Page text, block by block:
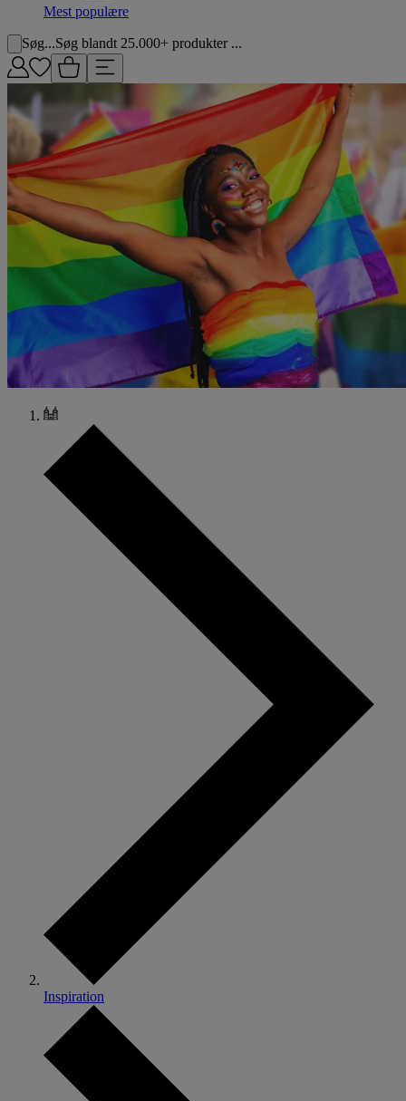
Mest populære
Søg...Søg blandt 25.000+ produkter ...
Inspiration